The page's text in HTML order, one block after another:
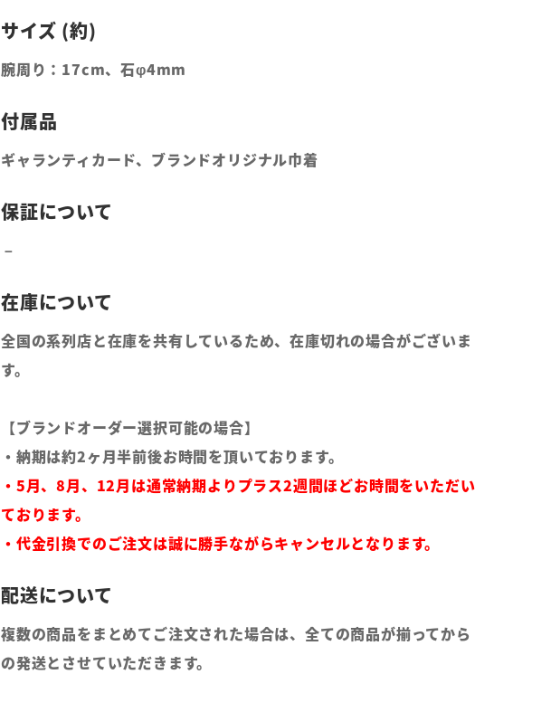
腕周り：17cm、石φ4mm
ギャランティカード、ブランドオリジナル巾着
全国の系列店と在庫を共有しているため、在庫切れの場合がございま
す。
【ブランドオーダー選択可能の場合】
・納期は約2ヶ月半前後お時間を頂いております。
・5月、8月、12月は通常納期よりプラス2週間ほどお時間をいただい
ております。
・代金引換でのご注文は誠に勝手ながらキャンセルとなります。
複数の商品をまとめてご注文された場合は、全ての商品が揃ってから
の発送とさせていただきます。